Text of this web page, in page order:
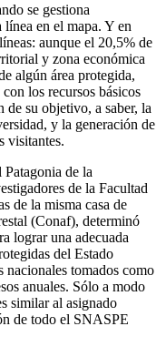
se gestiona
línea en el mapa. Y en
aunque el 20,5% de
y zona económica
algún área protegida,
los recursos básicos
su objetivo, a saber, la
y la generación de
visitantes.
de la
de la Facultad
de la misma casa de
(Conaf), determinó
lograr una adecuada
del Estado
nacionales tomados como
anuales. Sólo a modo
similar al asignado
de todo el SNASPE